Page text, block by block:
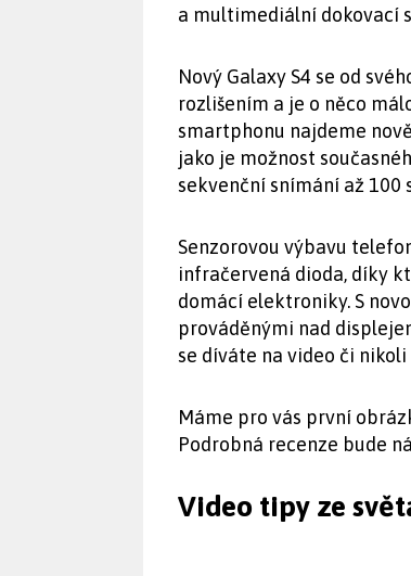
a multimediální dokovací
Nový Galaxy S4 se od
rozlišením a je o něco
smartphonu najdeme
jako je možnost
sekvenční snímání až 100
Senzorovou výbavu
infračervená dioda, díky
domácí elektroniky. S
prováděnými nad
se díváte na video či
Máme pro vás první
Podrobná recenze bude
Video tipy ze